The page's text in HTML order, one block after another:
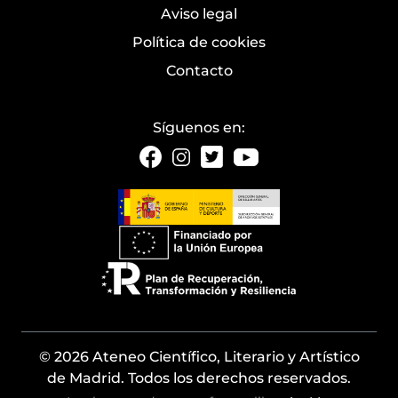
Aviso legal
Política de cookies
Contacto
Síguenos en:
© 2026 Ateneo Científico, Literario y Artístico
de Madrid. Todos los derechos reservados.